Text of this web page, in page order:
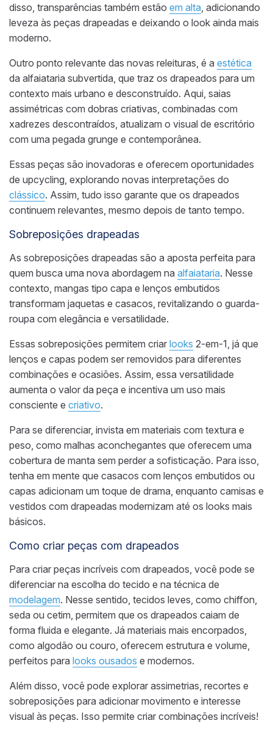
disso, transparências também estão em alta , adicionando
leveza às peças drapeadas e deixando o look ainda mais
moderno.
Outro ponto relevante das novas releituras, é a estética
da alfaiataria subvertida, que traz os drapeados para um
contexto mais urbano e desconstruído. Aqui, saias
assimétricas com dobras criativas, combinadas com
xadrezes descontraídos, atualizam o visual de escritório
com uma pegada grunge e contemporânea.
Essas peças são inovadoras e oferecem oportunidades
de upcycling, explorando novas interpretações do
clássico. Assim, tudo isso garante que os drapeados
continuem relevantes, mesmo depois de tanto tempo.
Sobreposições drapeadas
As sobreposições drapeadas são a aposta perfeita para
quem busca uma nova abordagem na alfaiataria. Nesse
contexto, mangas tipo capa e lenços embutidos
transformam jaquetas e casacos, revitalizando o guarda-
roupa com elegância e versatilidade.
Essas sobreposições permitem criar looks 2-em-1, já que
lenços e capas podem ser removidos para diferentes
combinações e ocasiões. Assim, essa versatilidade
aumenta o valor da peça e incentiva um uso mais
consciente e criativo.
Para se diferenciar, invista em materiais com textura e
peso, como malhas aconchegantes que oferecem uma
cobertura de manta sem perder a sofisticação. Para isso,
tenha em mente que casacos com lenços embutidos ou
capas adicionam um toque de drama, enquanto camisas e
vestidos com drapeadas modernizam até os looks mais
básicos.
Como criar peças com drapeados
Para criar peças incríveis com drapeados, você pode se
diferenciar na escolha do tecido e na técnica de
modelagem. Nesse sentido, tecidos leves, como chiffon,
seda ou cetim, permitem que os drapeados caiam de
forma fluida e elegante. Já materiais mais encorpados,
como algodão ou couro, oferecem estrutura e volume,
perfeitos para looks ousados e modernos.
Além disso, você pode explorar assimetrias, recortes e
sobreposições para adicionar movimento e interesse
visual às peças. Isso permite criar combinações incríveis!